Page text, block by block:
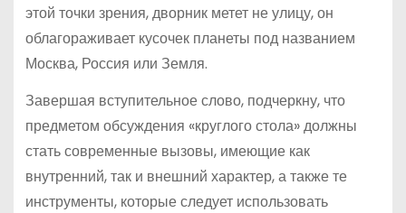
этой точки зрения, дворник метет не улицу, он
облагораживает кусочек планеты под названием
Москва, Россия или Земля.
Завершая вступительное слово, подчеркну, что
предметом обсуждения «круглого стола» должны
стать современные вызовы, имеющие как
внутренний, так и внешний характер, а также те
инструменты, которые следует использовать